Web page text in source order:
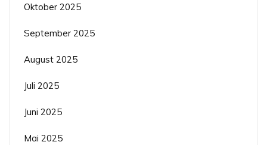
Oktober 2025
September 2025
August 2025
Juli 2025
Juni 2025
Mai 2025